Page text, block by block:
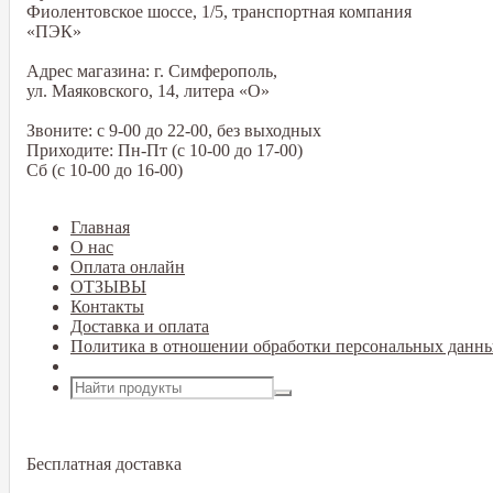
Фиолентовское шоссе, 1/5, транспортная компания
«ПЭК»
Адрес магазина: г. Симферополь,
ул. Маяковского, 14, литера «О»
Звоните: с 9-00 до 22-00, без выходных
Приходите: Пн-Пт (с 10-00 до 17-00)
Сб (с 10-00 до 16-00)
Главная
О нас
Оплата онлайн
ОТЗЫВЫ
Контакты
Доставка и оплата
Политика в отношении обработки персональных
Бесплатная доставка